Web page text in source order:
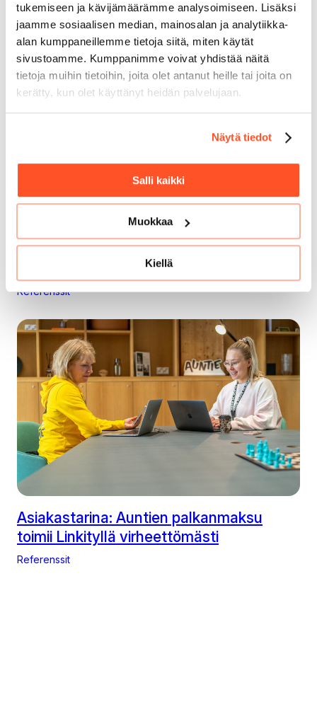
tukemiseen ja kävijämäärämme analysoimiseen. Lisäksi
jaamme sosiaalisen median, mainosalan ja analytiikka-
alan kumppaneillemme tietoja siitä, miten käytät
sivustoamme. Kumppanimme voivat yhdistää näitä
tietoja muihin tietoihin, joita olet antanut heille tai joita on
kerätty, kun olet käyttänyt heidän palvelujaan.
Näytä tiedot
Salli kaikki
Muokkaa
Kiellä
Asiakastarina Tiketti Oy: Linkityn avulla
palkanlaskennan paperilappuset
Referenssit
Asiakastarina: Auntien palkanmaksu
toimii Linkityllä virheettömästi
Referenssit